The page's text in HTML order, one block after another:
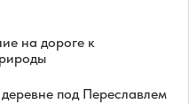
на дороге к
под Переславлем